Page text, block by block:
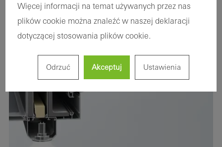
Więcej informacji na temat używanych przez nas
plików cookie można znaleźć w naszej deklaracji
dotyczącej stosowania plików cookie.
Odrzuć Akceptuj Ustawienia